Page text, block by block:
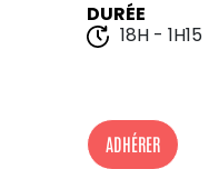
DURÉE
18H - 1H15
ADHÉRER